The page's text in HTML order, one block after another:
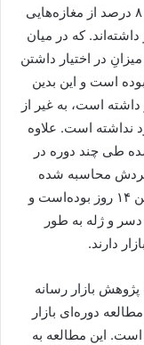
در مجموع محصولات دسر و ژله در بیش از ۸۰ درصد از مغازه‌هایی
که در میان
در اختیار داشتن
توسط یک برند ۱۰۰درصد بوده است و این بدین
است، به غیر از
نداشته است. علاوه
طی چند دوره در
محاسبه شده
برای این محصولات دسر و ژله به طور میانگین ۱۴ روز بوده‌است و
و ژله به طور
بازار رسانه
دوره‌ای بازار
این مطالعه به